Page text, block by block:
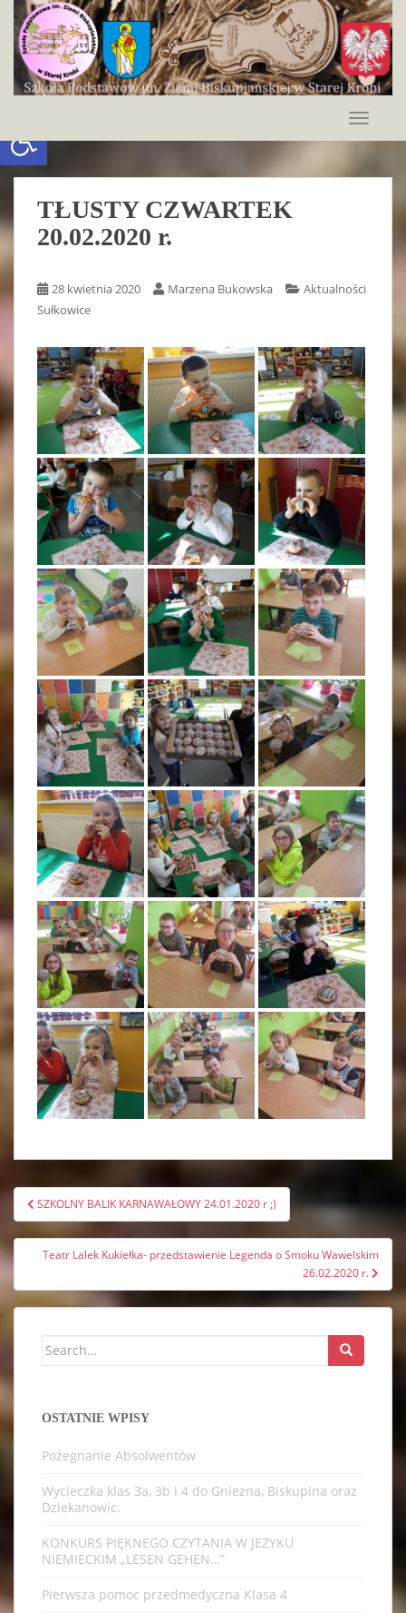
c
o
n
e
TŁUSTY CZWARTEK
20.02.2020 r.
28 kwietnia 2020 Marzena Bukowska
Aktualności
Sułkowice
Nawigacja
wpisu
SZKOLNY BALIK KARNAWAŁOWY 24.01.2020 r ;)
Teatr Lalek Kukiełka- przedstawienie Legenda o Smoku Wawelskim
26.02.2020 r.
Search
OSTATNIE WPISY
Pożegnanie Absolwentów
Wycieczka klas 3a, 3b i 4 do Gniezna, Biskupina oraz
Dziekanowic.
KONKURS PIĘKNEGO CZYTANIA W JEZYKU
NIEMIECKIM „LESEN GEHEN…”
Pierwsza pomoc przedmedyczna Klasa 4